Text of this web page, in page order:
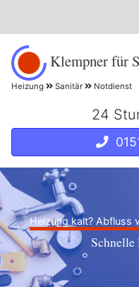
Klempner für
Heizung Sanitär Notdienst
24
Heizung kalt? Abfluss